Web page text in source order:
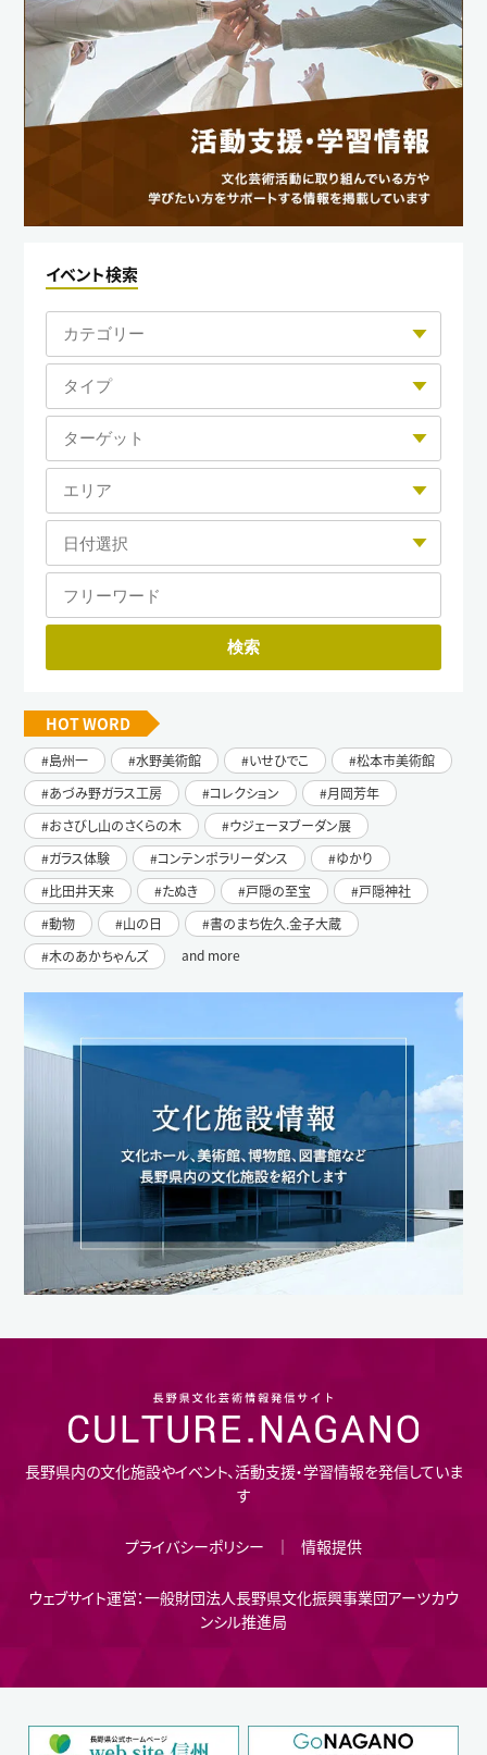
イベント検索
HOT WORD
島州一 水野美術館 いせひでこ
松本市美術館
あづみ野ガラス工房
コレクション
月岡芳年
おさびし山のさくらの木
ウジェーヌブーダン展
ガラス体験
コンテンポラリーダンス
ゆかり
比田井天来
たぬき 戸隠の至宝
戸隠神社
動物
山の日
書のまち佐久.金子大蔵
木のあかちゃんズ
and more
長野県内の文化施設やイベント、活動支援・学習情報を発信していま
す
プライバシーポリシー 情報提供
ウェブサイト運営：一般財団法人長野県文化振興事業団アーツカウ
ンシル推進局